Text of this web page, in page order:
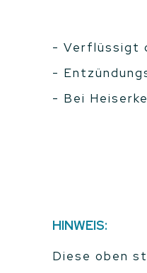
- Verflüssigt
-
- Bei
HINWEIS:
Diese oben